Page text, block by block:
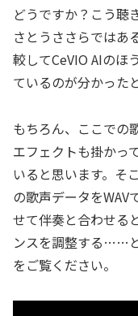
どうですか？こう聴
さとうささらではあ
較してCeVIO AIのほ
ているのが分かった
もちろん、ここでの
エフェクトも掛かっ
いると思います。そ
の歌声データをWAV
せて伴奏と合わせる
ンスを調整する……
をご覧ください。